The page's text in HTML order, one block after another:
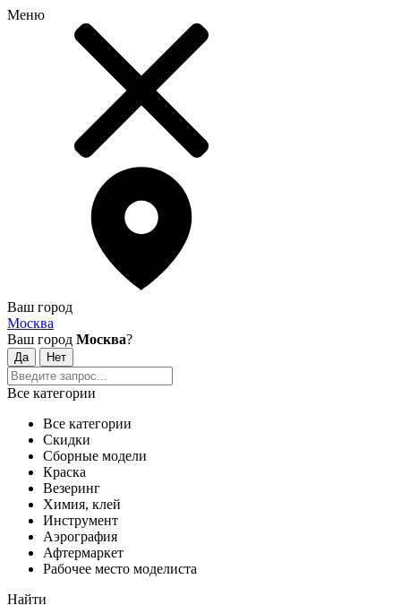
Меню
Ваш город
Москва
Ваш город Москва?
Все категории
Все категории
Скидки
Сборные модели
Краска
Везеринг
Химия, клей
Инструмент
Аэрография
Афтермаркет
Рабочее место моделиста
Найти